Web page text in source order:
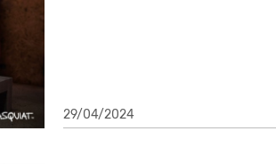
29/04/2024